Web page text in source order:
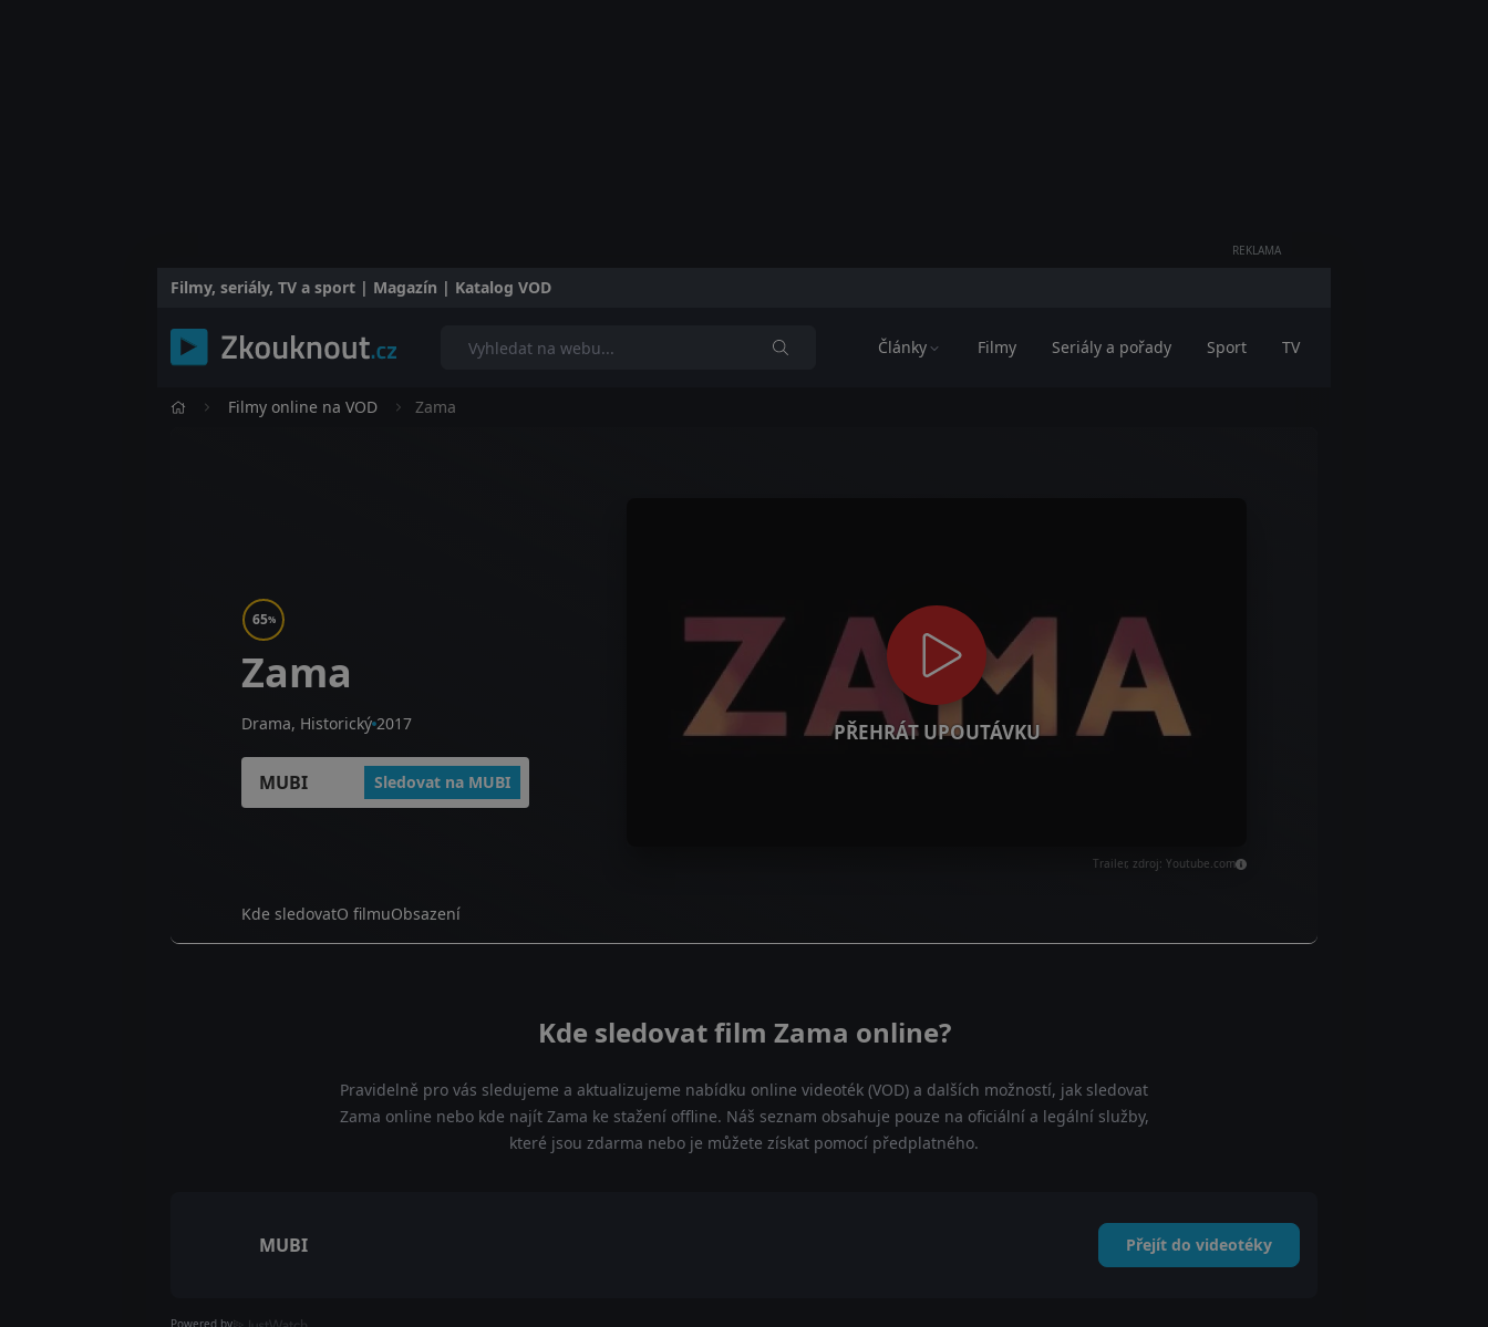
REKLAMA
Filmy, seriály, TV a sport | Magazín | Katalog VOD
Články Filmy Seriály a pořady Sport TV
Filmy online na VOD Zama
PŘEHRÁT UPOUTÁVKU
Trailer, zdroj: Youtube.com
65%
Zama
Drama, Historický 2017
MUBI Sledovat na MUBI
Kde sledovatO filmuObsazení
Kde sledovat film Zama online?
Pravidelně pro vás sledujeme a aktualizujeme nabídku online videoték (VOD) a dalších možností, jak sledovat
Zama online nebo kde najít Zama ke stažení offline. Náš seznam obsahuje pouze na oficiální a legální služby,
které jsou zdarma nebo je můžete získat pomocí předplatného.
MUBI Přejít do videotéky
Powered by